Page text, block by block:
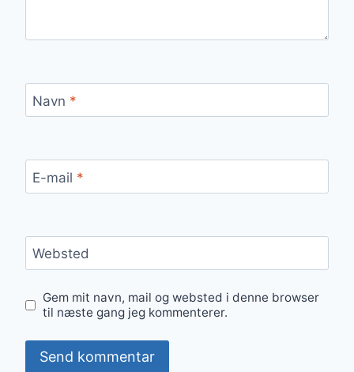
Navn *
E-mail *
Websted
Gem mit navn, mail og websted i denne browser
til næste gang jeg kommenterer.